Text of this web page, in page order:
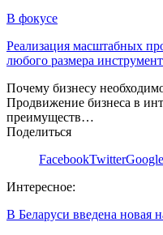
В фокусе
Реализация масштабных
любого размера
Почему бизнесу
Продвижение бизнеса в
преимуществ…
Поделиться
FacebookTwitter
Интересное:
В Беларуси введена новая